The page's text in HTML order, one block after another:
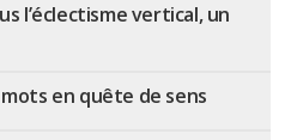
l’éclectisme vertical, un
en quête de sens